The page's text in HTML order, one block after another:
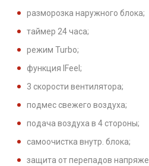
разморозка наружного блока;
таймер 24 часа;
режим Turbo;
функция IFeel;
3 скорости вентилятора;
подмес свежего воздуха;
подача воздуха в 4 стороны;
самоочистка внутр. блока;
защита от перепадов